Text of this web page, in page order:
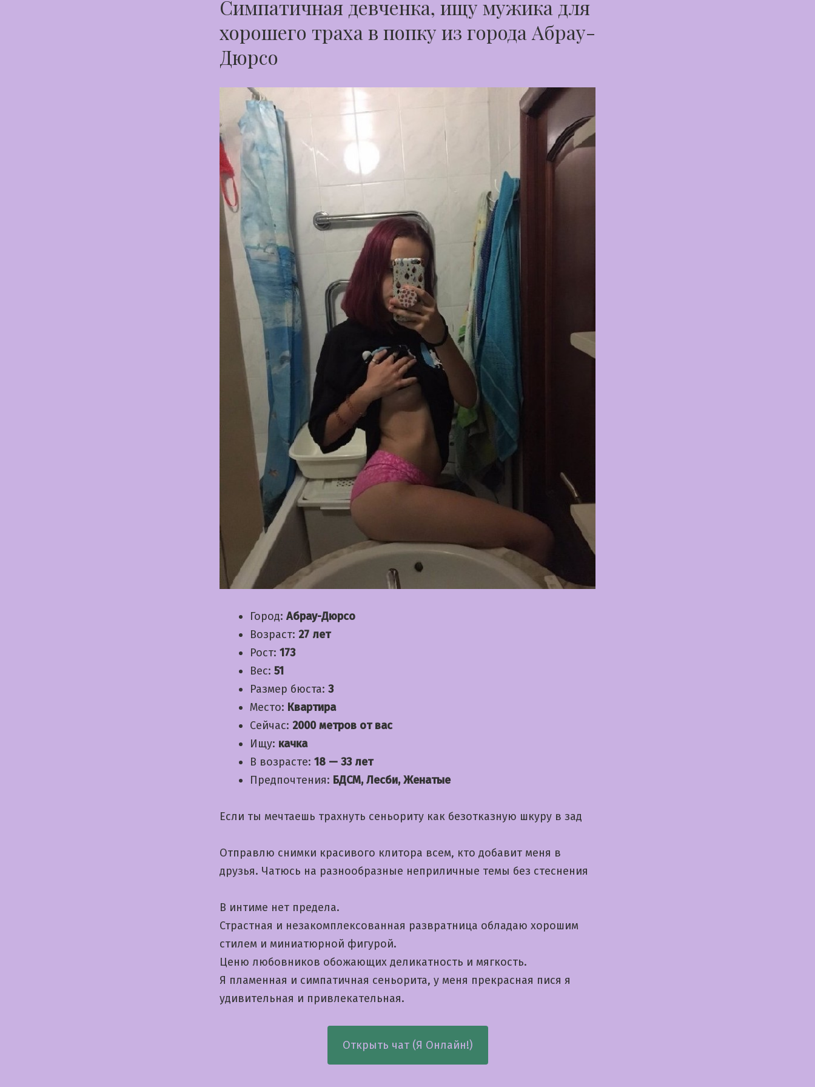
Симпатичная девченка, ищу мужика для
хорошего траха в попку из города Абрау-
Дюрсо
Город: Абрау-Дюрсо
Возраст: 27 лет
Рост: 173
Вес: 51
Размер бюста: 3
Место: Квартира
Сейчас: 2000 метров от вас
Ищу: качка
В возрасте: 18 — 33 лет
Предпочтения: БДСМ, Лесби, Женатые
Если ты мечтаешь трахнуть сеньориту как безотказную шкуру в зад
Отправлю снимки красивого клитора всем, кто добавит меня в
друзья. Чатюсь на разнообразные неприличные темы без стеснения
В интиме нет предела.
Страстная и незакомплексованная развратница обладаю хорошим
стилем и миниатюрной фигурой.
Ценю любовников обожающих деликатность и мягкость.
Я пламенная и симпатичная сеньорита, у меня прекрасная пися я
удивительная и привлекательная.
Открыть чат (Я Онлайн!)